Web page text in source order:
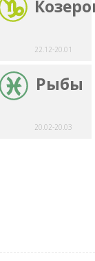
22.12-20.01
Рыбы
20.02-20.03